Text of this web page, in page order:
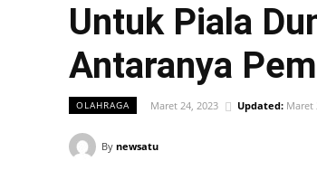
Untuk Piala
Antaranya
OLAHRAGA Maret 24, 2023 Updated: Maret
By newsatu